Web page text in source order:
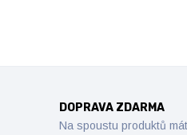
DOPRAVA ZDARMA
Na spoustu produktů